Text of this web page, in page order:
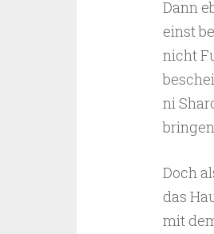
Dann
einst
nicht
ni
Doch
das
mit